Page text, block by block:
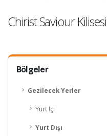
Bölgeler
Gezilecek Yerler
Yurt İçi
Yurt Dışı
Chirist Saviour Kilisesi